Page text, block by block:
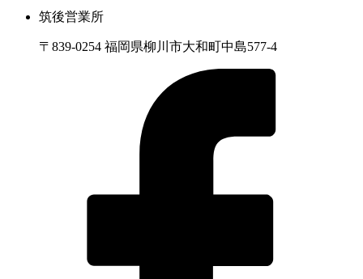
筑後営業所
〒839-0254 福岡県柳川市大和町中島577-4